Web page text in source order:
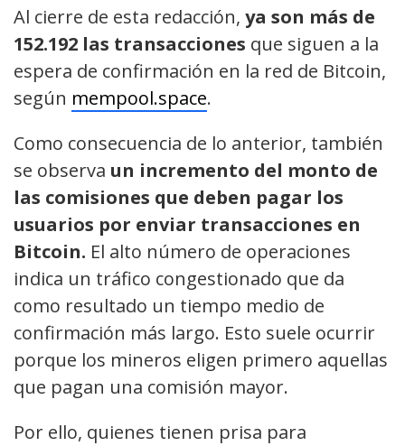
Al cierre de esta redacción, ya son más de
152.192 las transacciones que siguen a la
espera de confirmación en la red de Bitcoin,
según mempool.space.
Como consecuencia de lo anterior, también
se observa un incremento del monto de
las comisiones que deben pagar los
usuarios por enviar transacciones en
Bitcoin. El alto número de operaciones
indica un tráfico congestionado que da
como resultado un tiempo medio de
confirmación más largo. Esto suele ocurrir
porque los mineros eligen primero aquellas
que pagan una comisión mayor.
Por ello, quienes tienen prisa para